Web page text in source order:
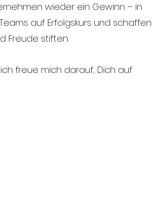
wieder ein Gewinn – in
auf Erfolgskurs und schaffen
Freude stiften.
freue mich darauf, Dich auf